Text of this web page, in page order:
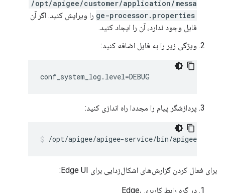
/opt/apigee/customer/application/messa
ge-processor.properties را ویرایش کنید. اگر آن
فایل وجود ندارد، آن را ایجاد کنید.
ویژگی زیر را به فایل اضافه کنید:
conf_system_log.level=DEBUG
پردازشگر پیام را مجددا راه اندازی کنید:
/opt/apigee/apigee-service/bin/apigee-
برای فعال کردن گزارش‌های اشکال‌زدایی برای Edge UI:
در گره رابط کاربری Edge،